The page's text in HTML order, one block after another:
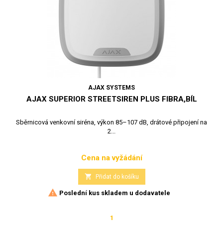
AJAX SYSTEMS
AJAX SUPERIOR STREETSIREN PLUS FIBRA,BÍL
Sběrnicová venkovní siréna, výkon 85–107 dB, drátové připojení na
2...
Cena
Cena na vyžádání
 Přidat do košíku
 Poslední kus skladem u dodavatele
1